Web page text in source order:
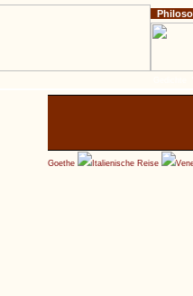
Goethe Italienische Reise